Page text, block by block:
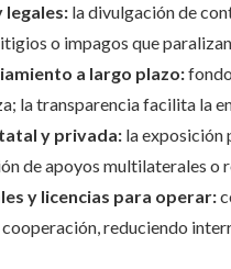
legales: la divulgación de
o impagos que
a largo plazo:
la transparencia facilita la
y privada: la exposición
de apoyos multilaterales o
y licencias para operar:
reduciendo